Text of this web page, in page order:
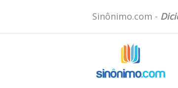
Sinônimo.com -